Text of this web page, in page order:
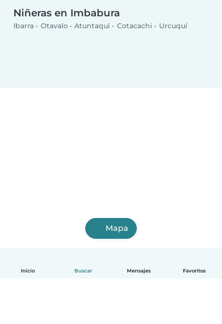
Inicio Buscar Mensajes Favoritos
Niñeras en Imbabura
Ibarra Otavalo Atuntaqui Cotacachi Urcuquí
Mapa